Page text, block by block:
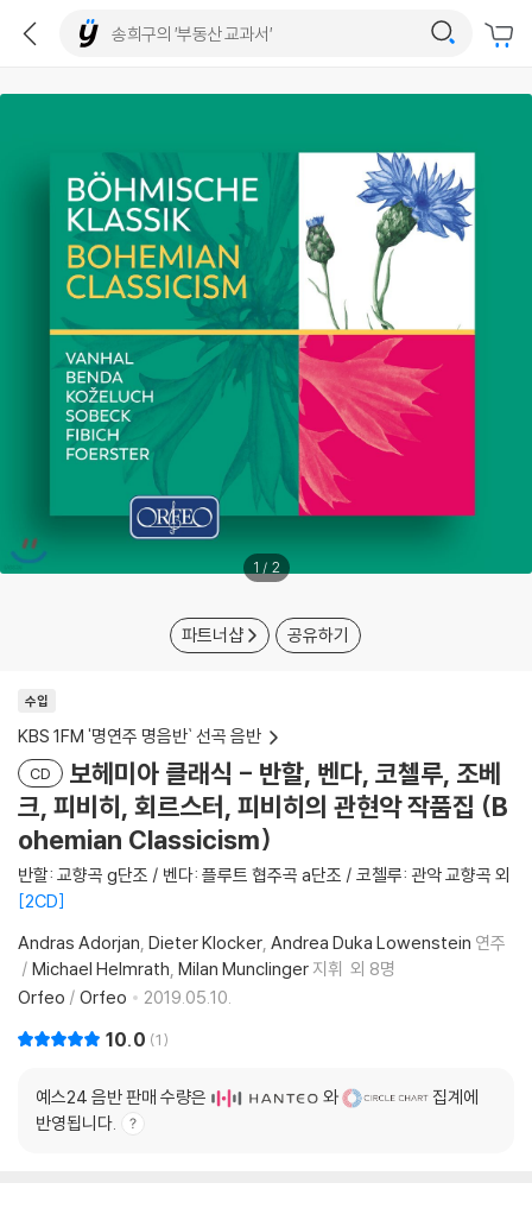
1 / 2
파트너샵 공유하기
수입
KBS 1FM '명연주 명음반` 선곡 음반
CD
보헤미아 클래식 - 반할, 벤다, 코첼루, 조베
크, 피비히, 회르스터, 피비히의 관현악 작품집 (B
ohemian Classicism)
반할: 교향곡 g단조 / 벤다: 플루트 협주곡 a단조 / 코첼루: 관악 교향곡 외
2CD
Andras Adorjan Dieter Klocker Andrea Duka Lowenstein 연주
Michael Helmrath Milan Munclinger 지휘 외 8명
Orfeo / Orfeo 2019.05.10.
10.0 1
예스24 음반 판매 수량은 와
집계에
반영됩니다.